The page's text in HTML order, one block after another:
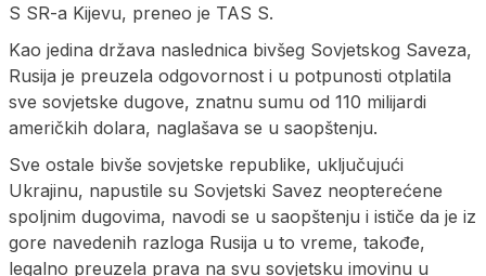
S SR-a Kijevu, preneo je TAS S.
Kao jedina država naslednica bivšeg Sovjetskog Saveza,
Rusija je preuzela odgovornost i u potpunosti otplatila
sve sovjetske dugove, znatnu sumu od 110 milijardi
američkih dolara, naglašava se u saopštenju.
Sve ostale bivše sovjetske republike, uključujući
Ukrajinu, napustile su Sovjetski Savez neopterećene
spoljnim dugovima, navodi se u saopštenju i ističe da je iz
gore navedenih razloga Rusija u to vreme, takođe,
legalno preuzela prava na svu sovjetsku imovinu u